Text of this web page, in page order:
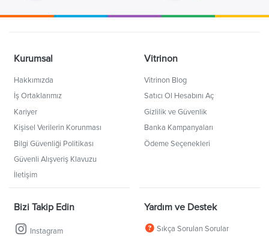
Kurumsal
Hakkımızda
İş Ortaklarımız
Kariyer
Kişisel Verilerin Korunması
Bilgi Güvenliği Politikası
Güvenli Alışveriş Klavuzu
İletişim
Vitrinon
Vitrinon Blog
Satıcı Ol Hesabını Aç
Gizlilik ve Güvenlik
Banka Kampanyaları
Ödeme Seçenekleri
Bizi Takip Edin
Instagram
Yardım ve Destek
Sıkça Sorulan Sorular